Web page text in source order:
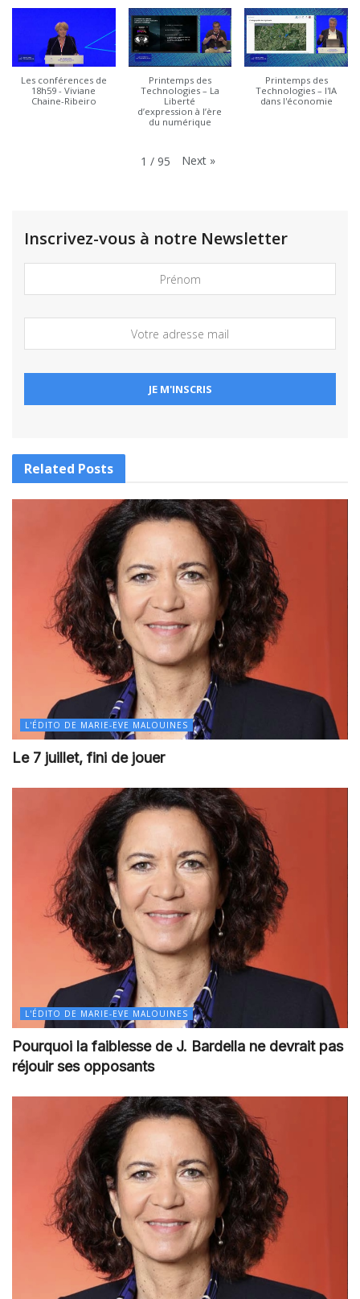
Les conférences de
18h59 - Viviane
Chaine-Ribeiro
Printemps des
Technologies – La
Liberté
d’expression à l’ère
du numérique
Printemps des
Technologies – l'IA
dans l'économie
1 / 95 Next »
Inscrivez-vous à notre Newsletter
Related Posts
L'ÉDITO DE MARIE-EVE MALOUINES
Le 7 juillet, fini de jouer
L'ÉDITO DE MARIE-EVE MALOUINES
Pourquoi la faiblesse de J. Bardella ne devrait pas
réjouir ses opposants